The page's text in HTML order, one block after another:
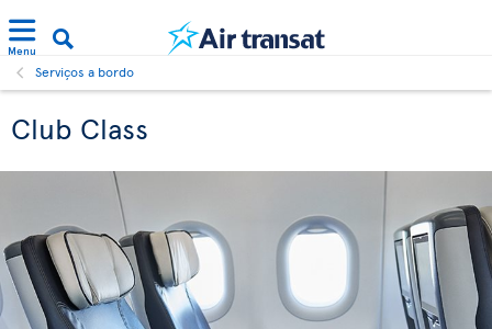
Menu
Serviços a bordo
Club Class